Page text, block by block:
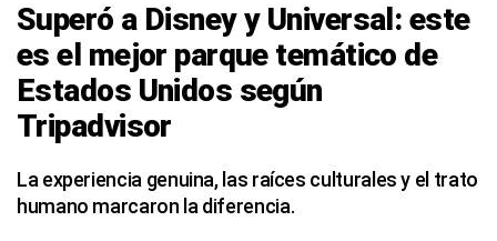
Superó a Disney y Universal: este
es el mejor parque temático de
Estados Unidos según
Tripadvisor
La experiencia genuina, las raíces culturales y el trato
humano marcaron la diferencia.